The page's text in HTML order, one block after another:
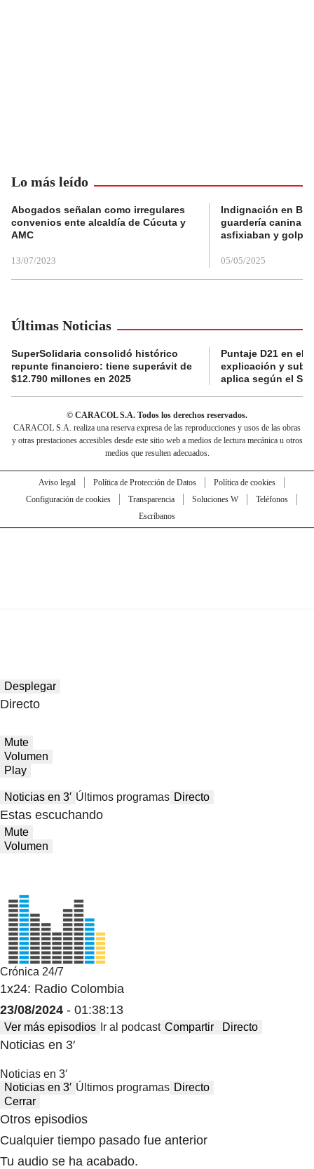
Lo más leído
Abogados señalan como irregulares
convenios ente alcaldía de Cúcuta y
AMC
13/07/2023
Indignación en
guardería canina
asfixiaban y
05/05/2025
Últimas Noticias
SuperSolidaria consolidó histórico
repunte financiero: tiene superávit de
$12.790 millones en 2025
Puntaje D21 en el
explicación y
aplica según el
© CARACOL S.A. Todos los derechos reservados.
CARACOL S.A. realiza una reserva expresa de las reproducciones y usos de las obras
y otras prestaciones accesibles desde este sitio web a medios de lectura mecánica u otros
medios que resulten adecuados.
Aviso legal Política de Protección de Datos
Política de cookies
Configuración de cookies
Transparencia Soluciones W
Teléfonos
Escríbanos
Desplegar
Directo
Mute
Volumen
Play
Noticias en 3′ Últimos programas Directo
Estas escuchando
Mute
Volumen
Crónica 24/7
1x24: Radio Colombia
23/08/2024 - 01:38:13
Ver más episodios Ir al podcast Compartir Directo
Noticias en 3′
Noticias en 3′
Noticias en 3′ Últimos programas Directo
Cerrar
Otros episodios
Cualquier tiempo pasado fue anterior
Tu audio se ha acabado.